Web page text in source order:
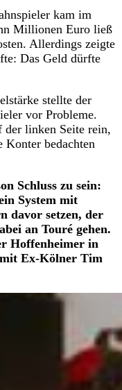
kam im
Millionen Euro ließ
Allerdings zeigte
Das Geld dürfte
stellte der
vor Probleme.
linken Seite rein,
Konter bedachten
Schluss zu sein:
System mit
davor setzen, der
an Touré gehen.
Hoffenheimer in
Ex-Kölner Tim